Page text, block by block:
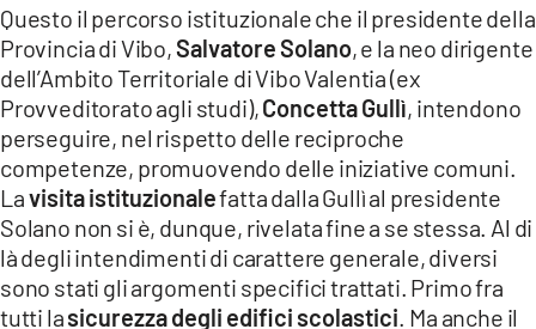
ILVIBONESE.IT
CATANZAROCHANNEL.IT
LACAPITALENEWS.IT
App
ANDROID
APPLE
Questo il percorso istituzionale che il presidente della
Provincia di Vibo,Salvatore Solano, e la neo dirigente
dell’Ambito Territoriale di Vibo Valentia (ex
Provveditorato agli studi),Concetta Gullì, intendono
perseguire, nel rispetto delle reciproche
competenze, promuovendo delle iniziative comuni.
Lavisita istituzionalefatta dalla Gullì al presidente
Solano non si è, dunque, rivelata fine a se stessa. Al di
là degli intendimenti di carattere generale, diversi
sono stati gli argomenti specifici trattati. Primo fra
tutti lasicurezza degli edifici scolastici . Ma anche il